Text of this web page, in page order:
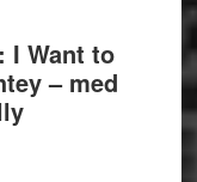
I Want to
– med